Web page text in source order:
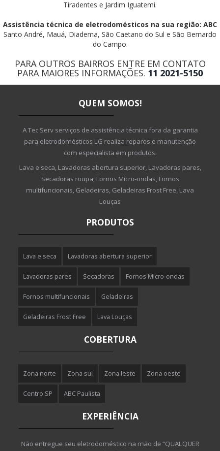
Tiradentes e Jardim Iguatemi.
Assistência técnica de eletrodomésticos na sua região: ABC
Santo André, Mauá, Diadema, São Caetano do Sul e São Bernardo
do Campo.
PARA OUTROS BAIRROS ENTRE EM CONTATO
PARA MAIORES INFORMAÇÕES. 11 2021-5150
QUEM SOMOS!
A Tec Serv serviços de assistência técnica fora da garantia
para eletrodomésticos LG realiza reparos e manutenção
com especialista em produtos:
Lava e seca, Lavadoras abertura superior, Lavadoras pares,
Secadoras roupa, Fornos Micro-ondas, Fornos
multifuncionais, Geladeiras, Geladeiras Frost Free, Lava
Louças
PRODUTOS
Lava e seca Lavadoras abertura superior
Lavadoras pares Secadoras Fornos Micro-ondas
Fornos multifuncionais Geladeiras
Geladeiras Frost Free Lava Louças
COBERTURA
Zona norte Zona sul Zona leste Zona oeste
Centro SP ABC Paulista
EXPERIÊNCIA
Não entregue seu eletrodoméstico na mão de “QUALQUER